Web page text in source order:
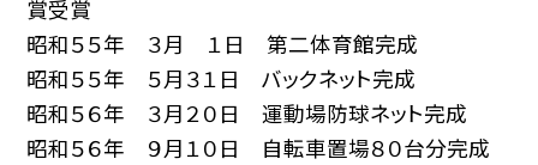
賞受賞
昭和５５年 ３月 １日 第二体育館完成
昭和５５年 ５月３１日 バックネット完成
昭和５６年 ３月２０日 運動場防球ネット完成
昭和５６年 ９月１０日 自転車置場８０台分完成